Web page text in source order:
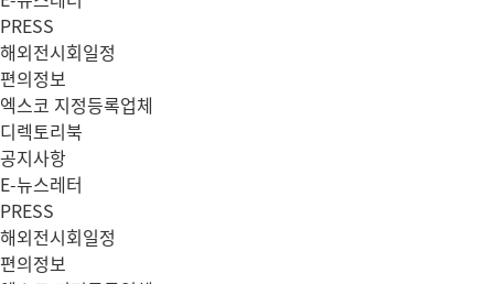
PRESS
해외전시회일정
편의정보
엑스코 지정등록업체
디렉토리북
공지사항
E-뉴스레터
PRESS
해외전시회일정
편의정보